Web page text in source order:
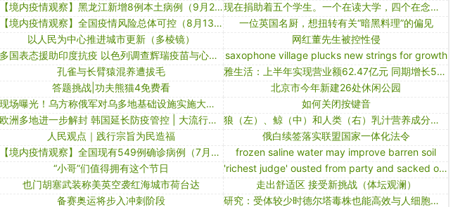
【境内疫情观察】黑龙江新增8例本土病例（9月24日）
现在捐助着五个学生。一个在读大学，四个在念高中。念大学的那个，是凉山出来的，基础不好耽搁了，进大学比常人晚了两三年。大学是有助学贷款，但她情况特殊，能帮还是帮点。学习真就异常刻苦，还在积极参加志愿者活动。走出大山后，像从角落里攀出终于见了光的树一样，疯长。高中的，一个在青海，三个在云南。
【境内疫情观察】全国疫情风险总体可控（8月13日）
一位英国名厨，想扭转有关“暗黑料理”的偏见
以人民为中心推进城市更新（多棱镜）
网红董先生被控性侵
多国表态援助印度抗疫 以色列调查辉瑞疫苗与心肌炎关联｜大流行手记（4月25日）
saxophone village plucks new strings for growth
孔雀与长臂猿混养遭拔毛
雅生活：上半年实现营业额62.47亿元 同期增长56.1%
答题挑战|功夫熊猫4免费看
北京市今年新建26处休闲公园
现场曝光！乌方称俄军对乌多地基础设施实施大规模打击
如何关闭按键音
欧洲多地进一步解封 韩国延长防疫管控 | 大流行手记（5月21日）
狼（左）、鲸（中）和人类（右）乳汁营养成分的对比。哺乳动物会根据其后代繁殖的营养需求来生产乳汁。图中黄色部分代表脂肪，蓝色代表蛋白质，粉红色代表糖类，白色代表水分。
人民观点｜践行宗旨为民造福
俄白续签落实联盟国家一体化法令
【境内疫情观察】全国现有549例确诊病例（7月17日）
frozen saline water may improve barren soil
“小哥”们值得拥有这个节日
'richest judge' ousted from party and sacked over graft allegations
也门胡塞武装称美英空袭红海城市荷台达
走出舒适区 接受新挑战（体坛观澜）
备赛奥运将步入冲刺阶段
研究：受体较少时德尔塔毒株也能高效与人细胞结合